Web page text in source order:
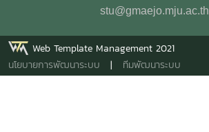
stu@gmaejo.mju.ac.th
Web Template Management 2021
นโยบายการพัฒนาระบบ | ทีมพัฒนาระบบ